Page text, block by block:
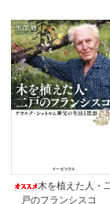
木を植えた人・
戸のフランシスコ